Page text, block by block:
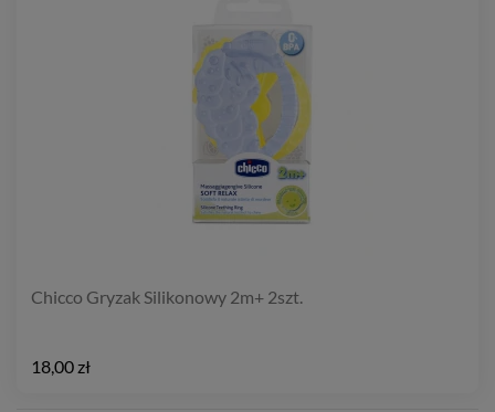
Chicco Gryzak Silikonowy 2m+ 2szt.
18,00 zł